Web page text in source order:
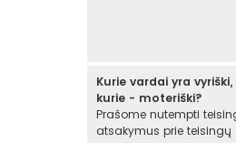
Kurie vardai yra vyriški,
kurie - moteriški?
Prašome nutempti
atsakymus prie teisingų